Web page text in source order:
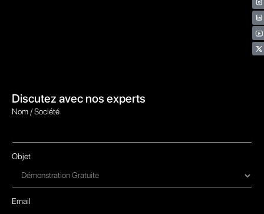
Discutez avec nos experts
Nom / Société
Objet
Email